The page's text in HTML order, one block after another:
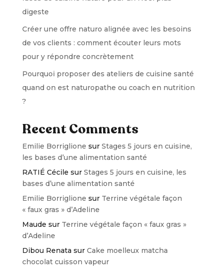
digeste
Créer une offre naturo alignée avec les besoins
de vos clients : comment écouter leurs mots
pour y répondre concrètement
Pourquoi proposer des ateliers de cuisine santé
quand on est naturopathe ou coach en nutrition
?
Recent Comments
Emilie Borriglione sur Stages 5 jours en cuisine,
les bases d’une alimentation santé
RATIÉ Cécile sur Stages 5 jours en cuisine, les
bases d’une alimentation santé
Emilie Borriglione sur Terrine végétale façon
« faux gras » d’Adeline
Maude sur Terrine végétale façon « faux gras »
d’Adeline
Dibou Renata sur Cake moelleux matcha
chocolat cuisson vapeur